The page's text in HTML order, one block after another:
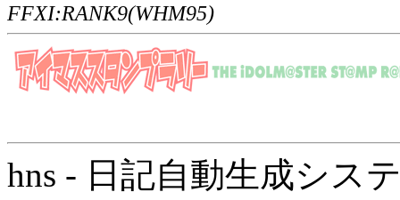
FFXI:RANK9(WHM95)
hns - 日記自動生成シス